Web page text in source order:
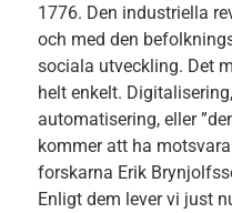
1776. Den industriella
och med den
sociala utveckling. Det
helt enkelt.
automatisering, eller
kommer att ha
forskarna Erik
Enligt dem lever vi just